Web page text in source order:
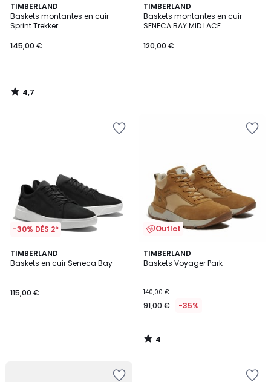
TIMBERLAND
Baskets montantes en cuir
Sprint Trekker
145,00 €
4,7
/ 5
4,7
/
TIMBERLAND
Baskets montantes en cuir
SENECA BAY MID LACE
120,00 €
-30% DÈS 2*
TIMBERLAND
Baskets en cuir Seneca Bay
115,00 €
Outlet
TIMBERLAND
Baskets Voyager Park
140,00 €
91,00 € -35%
4
/
4
/